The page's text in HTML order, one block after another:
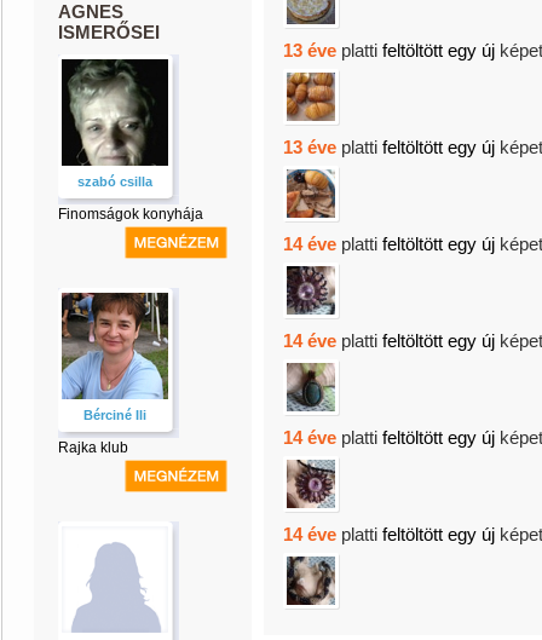
AGNES
ISMERŐSEI
szabó csilla
Finomságok konyhája
Bérciné Ili
Rajka klub
13 éve platti feltöltött egy új képet
13 éve platti feltöltött egy új képet
14 éve platti feltöltött egy új képet
14 éve platti feltöltött egy új képet
14 éve platti feltöltött egy új képet
14 éve platti feltöltött egy új képet